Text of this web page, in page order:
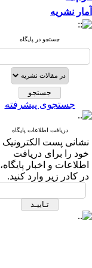
آمار نشریه
جستجو در پایگاه
جستجوی پیشرفته
دریافت اطلاعات پایگاه
نشانی پست الکترونیک
خود را برای دریافت
اطلاعات و اخبار پایگاه،
در کادر زیر وارد کنید.